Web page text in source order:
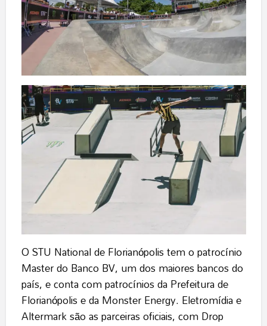
O STU National de Florianópolis tem o patrocínio
Master do Banco BV, um dos maiores bancos do
país, e conta com patrocínios da Prefeitura de
Florianópolis e da Monster Energy. Eletromídia e
Altermark são as parceiras oficiais, com Drop